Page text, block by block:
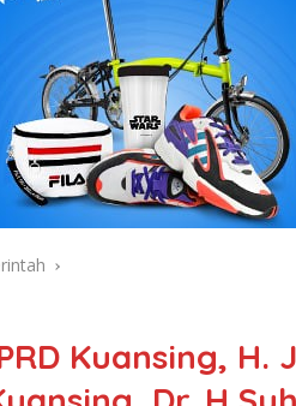
Kuansing, H.